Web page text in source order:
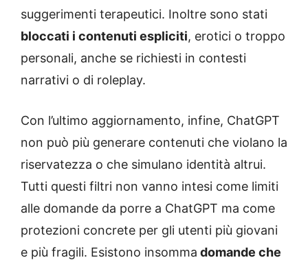
suggerimenti terapeutici. Inoltre sono stati
bloccati i contenuti espliciti, erotici o troppo
personali, anche se richiesti in contesti
narrativi o di roleplay.
Con l’ultimo aggiornamento, infine, ChatGPT
non può più generare contenuti che violano la
riservatezza o che simulano identità altrui.
Tutti questi filtri non vanno intesi come limiti
alle domande da porre a ChatGPT ma come
protezioni concrete per gli utenti più giovani
e più fragili. Esistono insomma domande che